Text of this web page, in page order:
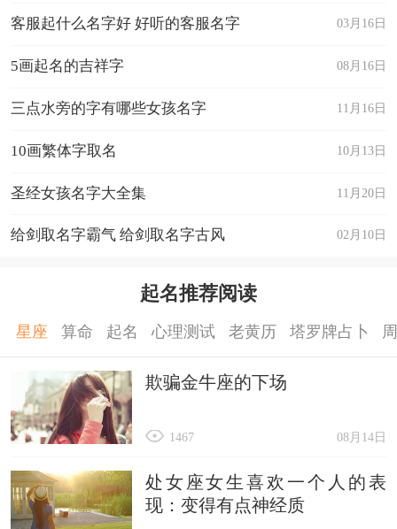
的天，有公司的效益，就有大家的晴天，2024年我
3、姑娘，愿你从2024年开始，眼里写满故事，脸
上却不见风霜!
己喜欢的事，离梦近一些。家人朋友幸福安康。跨
年之夜，告别过去，迎接未来。
6、2023最后一天，加油，往事清零，美好继续。
7、2023年还有一天就要过完了，光阴似箭，时间
如梭，如果我的动作再快些或许可以抓住时间，创
造财富。展望未来，希望2024年艰苦奋斗，勤恳劳
8、2023年还有一天就要过完了，没有来日方长，
只有时光匆匆。珍惜当下的每一分每一秒，不要把
03月16日
客服起什么名字好 好听的客服名字
08月16日
5画起名的吉祥字
11月16日
三点水旁的字有哪些女孩名字
10月13日
10画繁体字取名
11月20日
圣经女孩名字大全集
02月10日
给剑取名字霸气 给剑取名字古风
起名推荐阅读
星座 算命 起名 心理测试 老黄历 塔罗牌占卜
欺骗金牛座的下场
08月14日
1467
处女座女生喜欢一个人的表
现：变得有点神经质